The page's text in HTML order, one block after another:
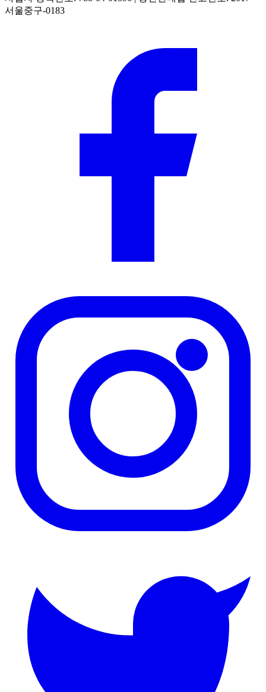
서울중구-0183